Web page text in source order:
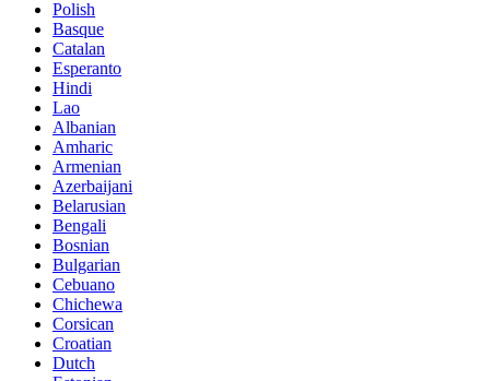
Polish
Basque
Catalan
Esperanto
Hindi
Lao
Albanian
Amharic
Armenian
Azerbaijani
Belarusian
Bengali
Bosnian
Bulgarian
Cebuano
Chichewa
Corsican
Croatian
Dutch